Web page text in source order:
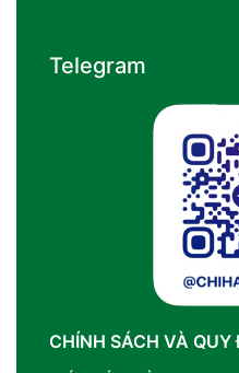
Telegram
CHÍNH SÁCH VÀ QUY